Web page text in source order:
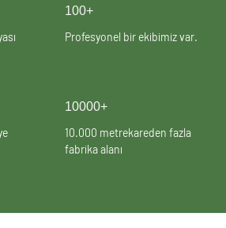
100+
Profesyonel bir ekibimiz var.
10000+
10.000 metrekareden fazla
fabrika alanı